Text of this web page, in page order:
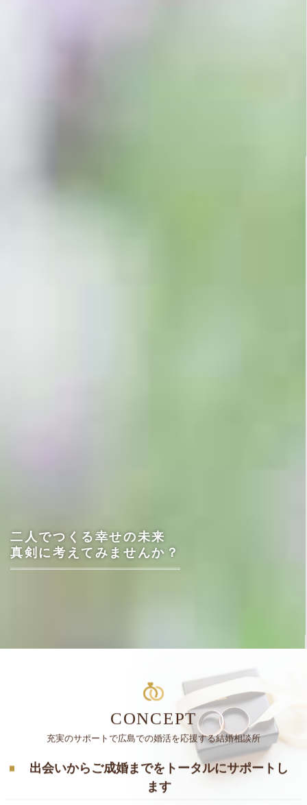
二人でつくる幸せの未来
真剣に考えてみませんか？
充実のサポートで広島での婚活を応援する結婚相談所
CONCEPT
出会いからご成婚までをトータルにサポートし
ます